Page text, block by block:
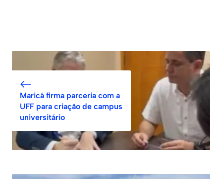
Maricá firma parceria com a
UFF para criação de campus
universitário